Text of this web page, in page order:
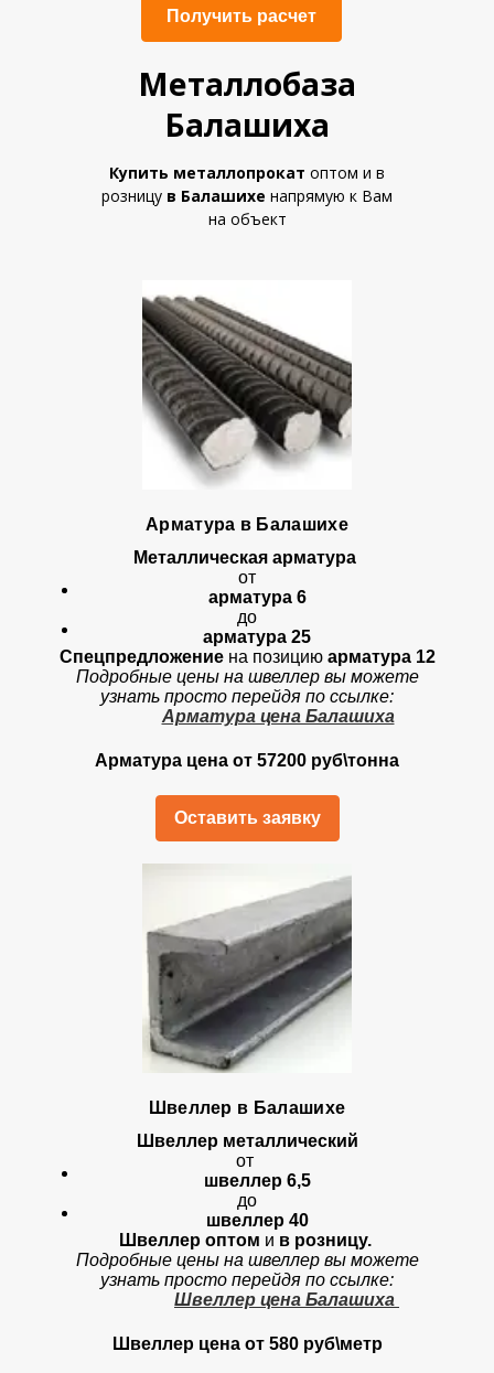
Получить расчет
Металлобаза
Балашиха
Купить металлопрокат оптом и в
розницу в Балашихе напрямую к Вам
на объект
Арматура в Балашихе
Металлическая арматура
от
арматура 6
до
арматура 25
Спецпредложениена позицию арматура 12
Подробные цены на швеллер вы можете
узнать просто перейдя по ссылке:
Арматура цена Балашиха
Арматура цена от 57200 руб\тонна
Оставить заявку
Швеллер в Балашихе
Швеллер металлический
от
швеллер 6,5
до
швеллер 40
Швеллер оптом и в розницу.
Подробные цены на швеллер вы можете
узнать просто перейдя по ссылке:
Швеллер цена Балашиха
Швеллер цена от 580 руб\метр